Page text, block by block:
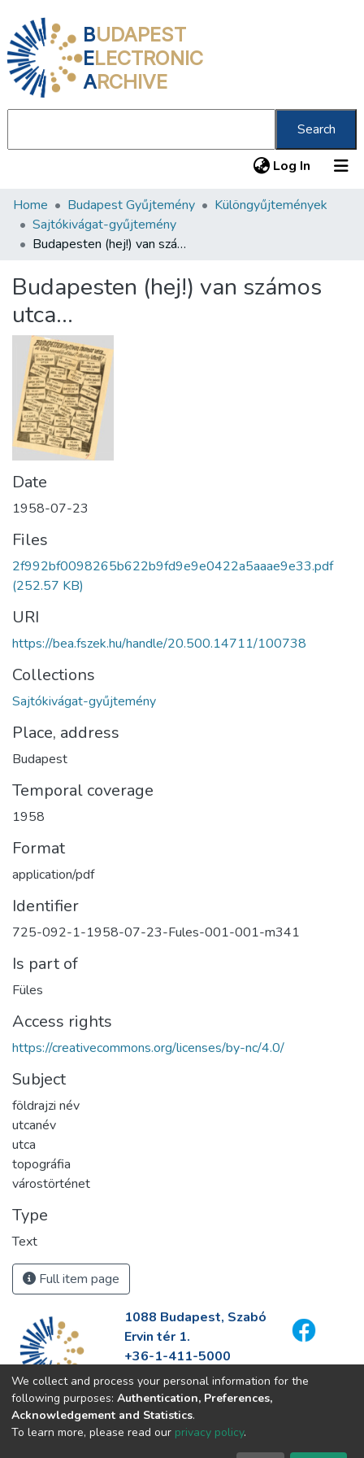
BUDAPEST
ELECTRONIC
ARCHIVE
Search
Log In (current)
Communities & Collections
All of DSpace
About us
Home Budapest Gyűjtemény
Különgyűjtemények
Sajtókivágat-gyűjtemény
Budapesten (hej!) van számos utca…
Budapesten (hej!) van számos
utca…
Date
1958-07-23
Files
2f992bf0098265b622b9fd9e9e0422a5aaae9e33.pdf
(252.57 KB)
URI
https://bea.fszek.hu/handle/20.500.14711/100738
Collections
Sajtókivágat-gyűjtemény
Place, address
Budapest
Temporal coverage
1958
Format
application/pdf
Identifier
725-092-1-1958-07-23-Fules-001-001-m341
Is part of
Füles
Access rights
https://creativecommons.org/licenses/by-nc/4.0/
Subject
földrajzi név
utcanév
utca
topográfia
várostörténet
Type
Text
Full item page
1088 Budapest, Szabó
Ervin tér 1.
+36-1-411-5000
info@fszek.hu
https://fszek.hu
We collect and process your personal information for the
following purposes: Authentication, Preferences,
Acknowledgement and Statistics.
To learn more, please read our privacy policy.